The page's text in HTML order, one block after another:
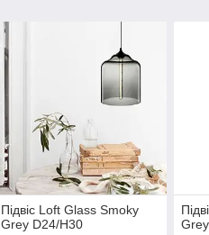
Підвіс Loft Glass Smoky
Grey D24/H30